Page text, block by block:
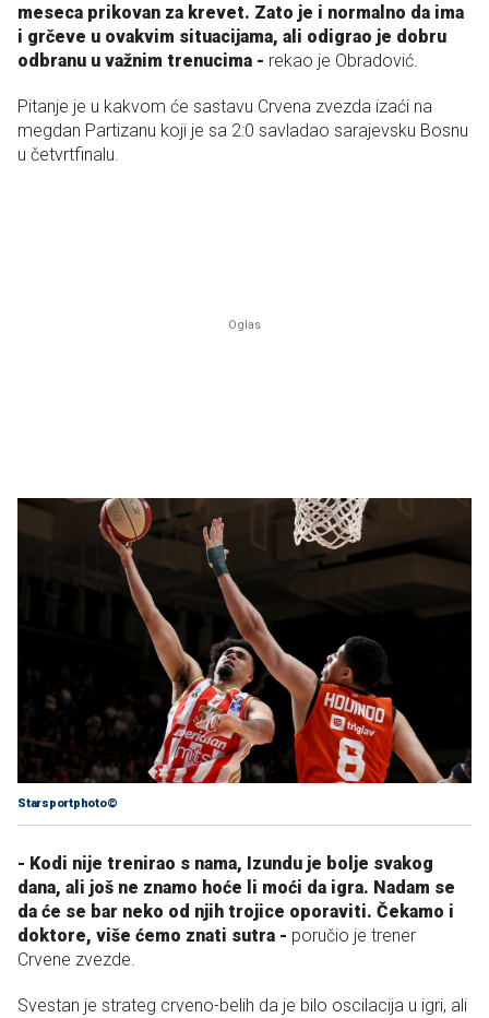
meseca prikovan za krevet. Zato je i normalno da ima
i grčeve u ovakvim situacijama, ali odigrao je dobru
odbranu u važnim trenucima - rekao je Obradović.
Pitanje je u kakvom će sastavu Crvena zvezda izaći na
megdan Partizanu koji je sa 2:0 savladao sarajevsku Bosnu
u četvrtfinalu.
Starsportphoto©
- Kodi nije trenirao s nama, Izundu je bolje svakog
dana, ali još ne znamo hoće li moći da igra. Nadam se
da će se bar neko od njih trojice oporaviti. Čekamo i
doktore, više ćemo znati sutra - poručio je trener
Crvene zvezde.
Svestan je strateg crveno-belih da je bilo oscilacija u igri, ali